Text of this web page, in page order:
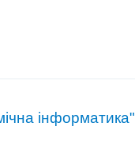
інформатика"